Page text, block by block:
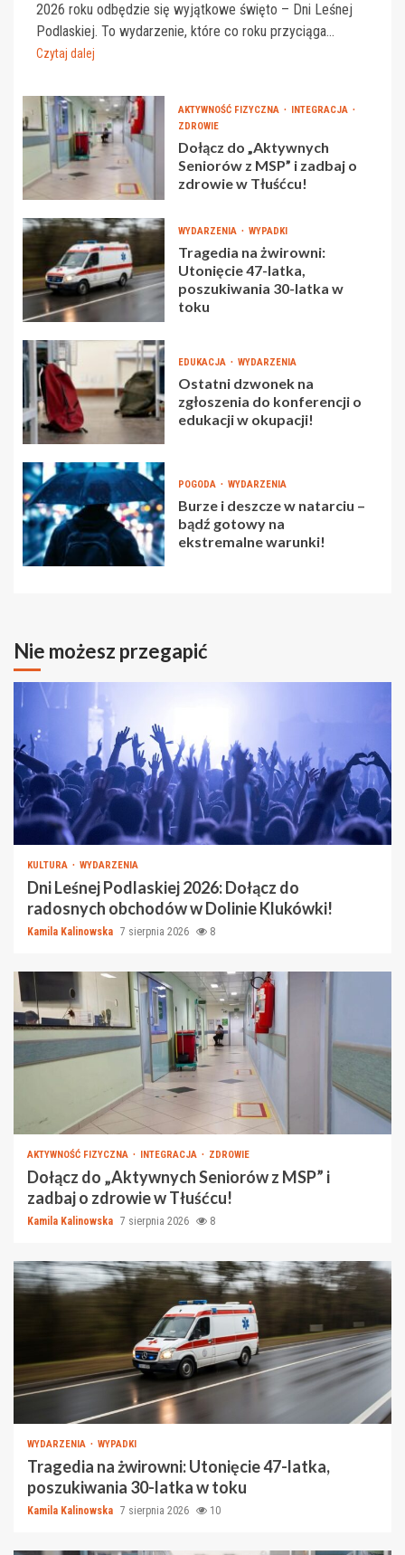
2026 roku odbędzie się wyjątkowe święto – Dni Leśnej
Podlaskiej. To wydarzenie, które co roku przyciąga...
Czytaj dalej
AKTYWNOŚĆ FIZYCZNA
INTEGRACJA
ZDROWIE
Dołącz do „Aktywnych
Seniorów z MSP” i zadbaj o
zdrowie w Tłuśćcu!
WYDARZENIA WYPADKI
Tragedia na żwirowni:
Utonięcie 47-latka,
poszukiwania 30-latka w
toku
EDUKACJA WYDARZENIA
Ostatni dzwonek na
zgłoszenia do konferencji o
edukacji w okupacji!
POGODA WYDARZENIA
Burze i deszcze w natarciu –
bądź gotowy na
ekstremalne warunki!
Nie możesz przegapić
KULTURA WYDARZENIA
Dni Leśnej Podlaskiej 2026: Dołącz do
radosnych obchodów w Dolinie Klukówki!
Kamila Kalinowska 7 sierpnia 2026 8
AKTYWNOŚĆ FIZYCZNA INTEGRACJA ZDROWIE
Dołącz do „Aktywnych Seniorów z MSP” i
zadbaj o zdrowie w Tłuśćcu!
Kamila Kalinowska 7 sierpnia 2026 8
WYDARZENIA WYPADKI
Tragedia na żwirowni: Utonięcie 47-latka,
poszukiwania 30-latka w toku
Kamila Kalinowska 7 sierpnia 2026 10